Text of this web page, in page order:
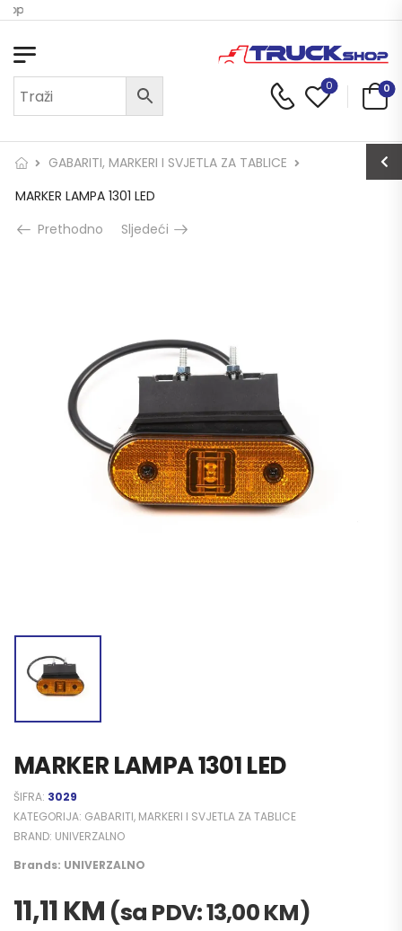
0 0
GABARITI, MARKERI I SVJETLA ZA TABLICE
MARKER LAMPA 1301 LED
Prethodno
Sljedeći
MARKER LAMPA 1301 LED
ŠIFRA: 3029
KATEGORIJA: GABARITI, MARKERI I SVJETLA ZA TABLICE
BRAND: UNIVERZALNO
Brands: UNIVERZALNO
11,11KM (sa PDV:13,00KM)